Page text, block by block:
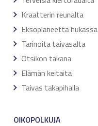
Kraatterin reunalta
Eksoplaneetta hukassa
Tarinoita taivasalta
Otsikon takana
Elämän keitaita
Taivas takapihalla
OIKOPOLKUJA